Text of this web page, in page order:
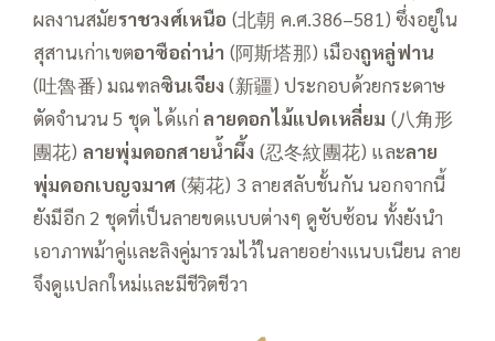
ผลงานสมัยราชวงศ์เหนือ (北朝 ค.ศ.386–581) ซึ่งอยู่ใน
สุสานเก่าเขตอาซือถ่าน่า (阿斯塔那) เมืองถูหลู่ฟาน
(吐魯番) มณฑลซินเจียง (新疆) ประกอบด้วยกระดาษ
ตัดจำนวน 5 ชุด ได้แก่ลายดอกไม้แปดเหลี่ยม (八角形
團花) ลายพุ่มดอกสายน้ำผึ้ง (忍冬紋團花) และลาย
พุ่มดอกเบญจมาศ (菊花) 3 ลายสลับชั้นกัน นอกจากนี้
ยังมีอีก 2 ชุดที่เป็นลายขดแบบต่างๆ ดูซับซ้อน ทั้งยังนำ
เอาภาพม้าคู่และลิงคู่มารวมไว้ในลายอย่างแนบเนียน ลาย
จึงดูแปลกใหม่และมีชีวิตชีวา